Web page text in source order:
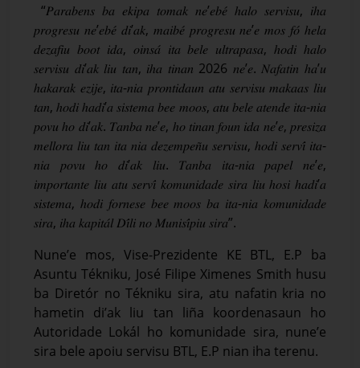
“𝑃𝑎𝑟𝑎𝑏𝑒𝑛𝑠 𝑏𝑎 𝑒𝑘𝑖𝑝𝑎 𝑡𝑜𝑚𝑎𝑘 𝑛𝑒’𝑒𝑏𝑒́ ℎ𝑎𝑙𝑜 𝑠𝑒𝑟𝑣𝑖𝑠𝑢, 𝑖ℎ𝑎
𝑝𝑟𝑜𝑔𝑟𝑒𝑠𝑢 𝑛𝑒’𝑒𝑏𝑒́ 𝑑𝑖’𝑎𝑘, 𝑚𝑎𝑖𝑏𝑒́ 𝑝𝑟𝑜𝑔𝑟𝑒𝑠𝑢 𝑛𝑒’𝑒 𝑚𝑜𝑠 𝑓𝑜́ ℎ𝑒𝑙𝑎
𝑑𝑒𝑧𝑎𝑓𝑖𝑢 𝑏𝑜𝑜𝑡 𝑖𝑑𝑎, 𝑜𝑖𝑛𝑠𝑎́ 𝑖𝑡𝑎 𝑏𝑒𝑙𝑒 𝑢𝑙𝑡𝑟𝑎𝑝𝑎𝑠𝑎, ℎ𝑜𝑑𝑖 ℎ𝑎𝑙𝑜
𝑠𝑒𝑟𝑣𝑖𝑠𝑢 𝑑𝑖’𝑎𝑘 𝑙𝑖𝑢 𝑡𝑎𝑛, 𝑖ℎ𝑎 𝑡𝑖𝑛𝑎𝑛 2026 𝑛𝑒’𝑒. 𝑁𝑎𝑓𝑎𝑡𝑖𝑛 ℎ𝑎’𝑢
ℎ𝑎𝑘𝑎𝑟𝑎𝑘 𝑒𝑧𝑖𝑗𝑒, 𝑖𝑡𝑎-𝑛𝑖𝑎 𝑝𝑟𝑜𝑛𝑡𝑖𝑑𝑎𝑢𝑛 𝑎𝑡𝑢 𝑠𝑒𝑟𝑣𝑖𝑠𝑢 𝑚𝑎𝑘𝑎𝑎𝑠 𝑙𝑖𝑢
𝑡𝑎𝑛, ℎ𝑜𝑑𝑖 ℎ𝑎𝑑𝑖’𝑎 𝑠𝑖𝑠𝑡𝑒𝑚𝑎 𝑏𝑒𝑒 𝑚𝑜𝑜𝑠, 𝑎𝑡𝑢 𝑏𝑒𝑙𝑒 𝑎𝑡𝑒𝑛𝑑𝑒 𝑖𝑡𝑎-𝑛𝑖𝑎
𝑝𝑜𝑣𝑢 ℎ𝑜 𝑑𝑖’𝑎𝑘. 𝑇𝑎𝑛𝑏𝑎 𝑛𝑒’𝑒, ℎ𝑜 𝑡𝑖𝑛𝑎𝑛 𝑓𝑜𝑢𝑛 𝑖𝑑𝑎 𝑛𝑒’𝑒, 𝑝𝑟𝑒𝑠𝑖𝑧𝑎
𝑚𝑒𝑙𝑙𝑜𝑟𝑎 𝑙𝑖𝑢 𝑡𝑎𝑛 𝑖𝑡𝑎 𝑛𝑖𝑎 𝑑𝑒𝑧𝑒𝑚𝑝𝑒𝑛̃𝑢 𝑠𝑒𝑟𝑣𝑖𝑠𝑢, ℎ𝑜𝑑𝑖 𝑠𝑒𝑟𝑣𝑖́ 𝑖𝑡𝑎-
𝑛𝑖𝑎 𝑝𝑜𝑣𝑢 ℎ𝑜 𝑑𝑖’𝑎𝑘 𝑙𝑖𝑢. 𝑇𝑎𝑛𝑏𝑎 𝑖𝑡𝑎-𝑛𝑖𝑎 𝑝𝑎𝑝𝑒𝑙 𝑛𝑒’𝑒,
𝑖𝑚𝑝𝑜𝑟𝑡𝑎𝑛𝑡𝑒 𝑙𝑖𝑢 𝑎𝑡𝑢 𝑠𝑒𝑟𝑣𝑖́ 𝑘𝑜𝑚𝑢𝑛𝑖𝑑𝑎𝑑𝑒 𝑠𝑖𝑟𝑎 𝑙𝑖𝑢 ℎ𝑜𝑠𝑖 ℎ𝑎𝑑𝑖’𝑎
𝑠𝑖𝑠𝑡𝑒𝑚𝑎, ℎ𝑜𝑑𝑖 𝑓𝑜𝑟𝑛𝑒𝑠𝑒 𝑏𝑒𝑒 𝑚𝑜𝑜𝑠 𝑏𝑎 𝑖𝑡𝑎-𝑛𝑖𝑎 𝑘𝑜𝑚𝑢𝑛𝑖𝑑𝑎𝑑𝑒
𝑠𝑖𝑟𝑎, 𝑖ℎ𝑎 𝑘𝑎𝑝𝑖𝑡𝑎́𝑙 𝐷𝑖́𝑙𝑖 𝑛𝑜 𝑀𝑢𝑛𝑖𝑠𝑖́𝑝𝑖𝑢 𝑠𝑖𝑟𝑎”.
Nune’e mos, Vise-Prezidente KE BTL, E.P ba
Asuntu Tékniku, José Filipe Ximenes Smith husu
ba Diretór no Tékniku sira, atu nafatin kria no
hametin di’ak liu tan liña koordenasaun ho
Autoridade Lokál ho komunidade sira, nune’e
sira bele apoiu servisu BTL, E.P nian iha terenu.